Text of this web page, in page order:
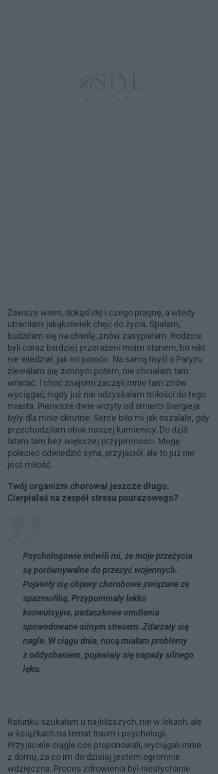
Zawsze wiem, dokąd idę i czego pragnę, a wtedy
utraciłam jakąkolwiek chęć do życia. Spałam,
budziłam się na chwilę, znów zasypiałam. Rodzice
byli coraz bardziej przerażeni moim stanem, bo nikt
nie wiedział, jak mi pomóc. Na samą myśl o Paryżu
zlewałam się zimnym potem, nie chciałam tam
wracać. I choć znajomi zaczęli mnie tam znów
wyciągać, nigdy już nie odzyskałam miłości do tego
miasta. Pierwsze dwie wizyty od śmierci Siergieja
były dla mnie okrutne. Serce biło mi jak oszalałe, gdy
przechodziłam obok naszej kamienicy. Do dziś
latam tam bez większej przyjemności. Mogę
polecieć odwiedzić syna, przyjaciół, ale to już nie
jest miłość.
Twój organizm chorował jeszcze długo.
Cierpiałaś na zespół stresu pourazowego?
Psychologowie mówili mi, że moje przeżycia
są porównywalne do przeżyć wojennych.
Pojawiły się objawy chorobowe związane ze
spazmofilią. Przypominały lekko
konwulsyjne, padaczkowe omdlenia
spowodowane silnym stresem. Zdarzały się
nagle. W ciągu dnia, nocą miałam problemy
z oddychaniem, pojawiały się napady silnego
lęku.
Ratunku szukałam u najbliższych, nie w lekach, ale
w książkach na temat traum i psychologii.
Przyjaciele ciągle coś proponowali, wyciągali mnie
z domu, za co im do dzisiaj jestem ogromnie
wdzięczna. Proces zdrowienia był niesłychanie